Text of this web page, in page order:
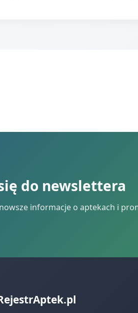
do newslettera
informacje o aptekach i